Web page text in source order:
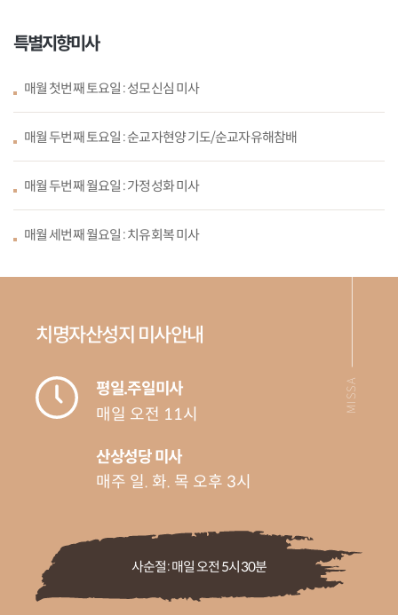
특별지향미사
매월 첫번째토요일 :성모신심 미사
매월 두번째토요일 :순교자현양 기도/순교자유해참배
매월 두번째월요일 :가정성화 미사
매월 세번째월요일 :치유회복 미사
치명자산성지 미사안내
평일.주일미사
매일 오전 11시
산상성당 미사
매주 일. 화. 목 오후 3시
사순절 : 매일 오전 5시 30분
MISSA